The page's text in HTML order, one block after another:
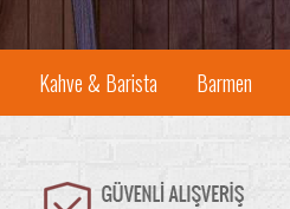
Kahve & Barista Barmen